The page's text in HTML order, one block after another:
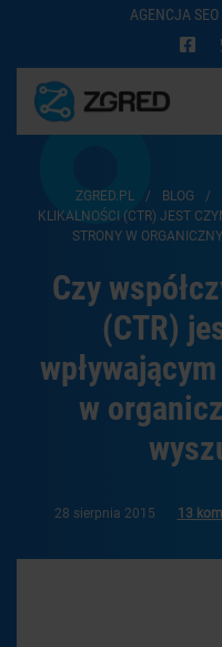
AGENCJA SEO
ZGRED.PL / BLOG /
KLIKALNOŚCI (CTR) JEST
STRONY W
Czy
(CTR)
w
28 sierpnia 2015 13